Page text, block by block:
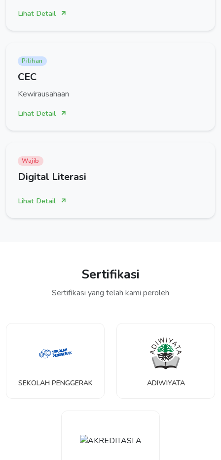
Lihat Detail
Pilihan
CEC
Kewirausahaan
Lihat Detail
Wajib
Digital Literasi
Lihat Detail
Sertifikasi
Sertifikasi yang telah kami peroleh
SEKOLAH PENGGERAK ADIWIYATA